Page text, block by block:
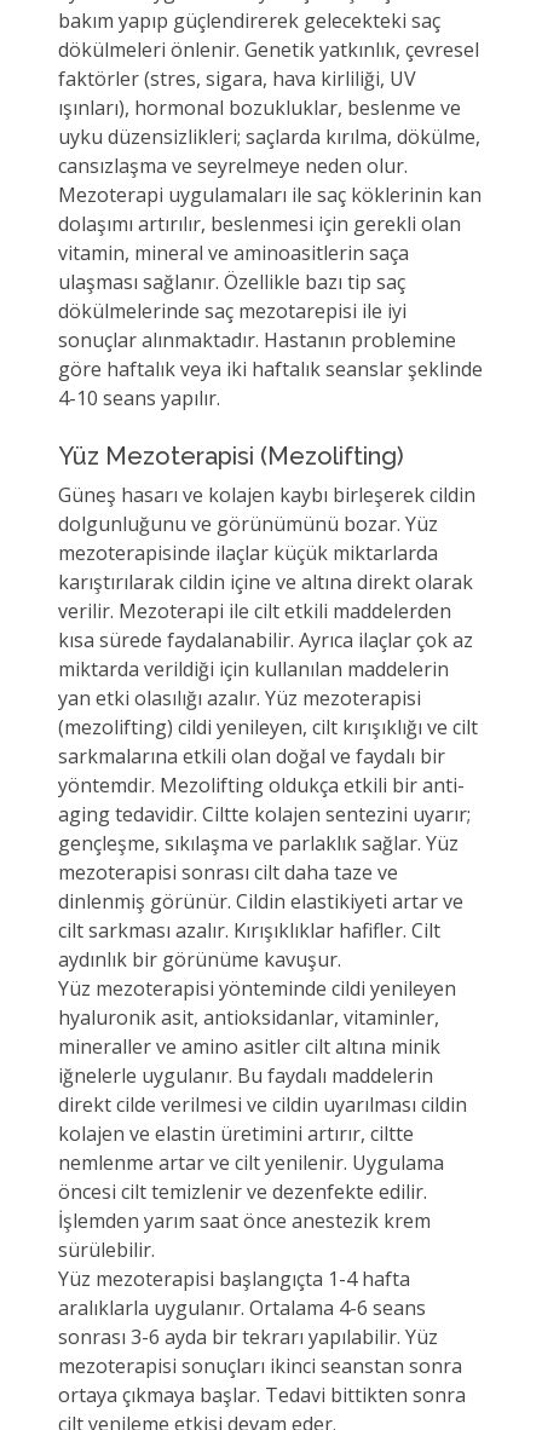
bakım yapıp güçlendirerek gelecekteki saç
dökülmeleri önlenir. Genetik yatkınlık, çevresel
faktörler (stres, sigara, hava kirliliği, UV
ışınları), hormonal bozukluklar, beslenme ve
uyku düzensizlikleri; saçlarda kırılma, dökülme,
cansızlaşma ve seyrelmeye neden olur.
Mezoterapi uygulamaları ile saç köklerinin kan
dolaşımı artırılır, beslenmesi için gerekli olan
vitamin, mineral ve aminoasitlerin saça
ulaşması sağlanır. Özellikle bazı tip saç
dökülmelerinde saç mezotarepisi ile iyi
sonuçlar alınmaktadır. Hastanın problemine
göre haftalık veya iki haftalık seanslar şeklinde
4-10 seans yapılır.
Yüz Mezoterapisi (Mezolifting)
Güneş hasarı ve kolajen kaybı birleşerek cildin
dolgunluğunu ve görünümünü bozar. Yüz
mezoterapisinde ilaçlar küçük miktarlarda
karıştırılarak cildin içine ve altına direkt olarak
verilir. Mezoterapi ile cilt etkili maddelerden
kısa sürede faydalanabilir. Ayrıca ilaçlar çok az
miktarda verildiği için kullanılan maddelerin
yan etki olasılığı azalır. Yüz mezoterapisi
(mezolifting) cildi yenileyen, cilt kırışıklığı ve cilt
sarkmalarına etkili olan doğal ve faydalı bir
yöntemdir. Mezolifting oldukça etkili bir anti-
aging tedavidir. Ciltte kolajen sentezini uyarır;
gençleşme, sıkılaşma ve parlaklık sağlar. Yüz
mezoterapisi sonrası cilt daha taze ve
dinlenmiş görünür. Cildin elastikiyeti artar ve
cilt sarkması azalır. Kırışıklıklar hafifler. Cilt
aydınlık bir görünüme kavuşur.
Yüz mezoterapisi yönteminde cildi yenileyen
hyaluronik asit, antioksidanlar, vitaminler,
mineraller ve amino asitler cilt altına minik
iğnelerle uygulanır. Bu faydalı maddelerin
direkt cilde verilmesi ve cildin uyarılması cildin
kolajen ve elastin üretimini artırır, ciltte
nemlenme artar ve cilt yenilenir. Uygulama
öncesi cilt temizlenir ve dezenfekte edilir.
İşlemden yarım saat önce anestezik krem
sürülebilir.
Yüz mezoterapisi başlangıçta 1-4 hafta
aralıklarla uygulanır. Ortalama 4-6 seans
sonrası 3-6 ayda bir tekrarı yapılabilir. Yüz
mezoterapisi sonuçları ikinci seanstan sonra
ortaya çıkmaya başlar. Tedavi bittikten sonra
cilt yenileme etkisi devam eder.